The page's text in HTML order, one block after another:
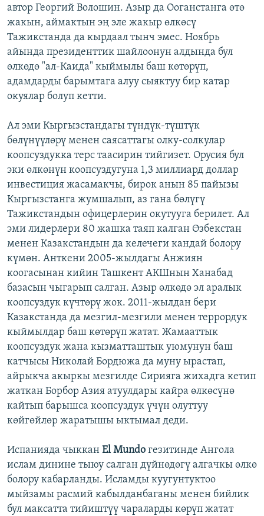
автор Георгий Волошин. Азыр да Ооганстанга өтө
жакын, аймактын эң эле жакыр өлкөсү
Тажикстанда да кырдаал тынч эмес. Ноябрь
айында президенттик шайлоонун алдында бул
өлкөдө "ал-Каида" кыймылы баш көтөрүп,
адамдарды барымтага алуу сыяктуу бир катар
окуялар болуп кетти.
Ал эми Кыргызстандагы түндүк-түштүк
бөлүнүүлөрү менен саясаттагы олку-солкулар
коопсуздукка терс таасирин тийгизет. Орусия бул
эки өлкөнүн коопсуздугуна 1,3 миллиард доллар
инвестиция жасамакчы, бирок анын 85 пайызы
Кыргызстанга жумшалып, аз гана бөлүгү
Тажикстандын офицерлерин окутууга берилет. Ал
эми лидерлери 80 жашка таяп калган Өзбекстан
менен Казакстандын да келечеги кандай болору
күмөн. Анткени 2005-жылдагы Анжиян
коогасынан кийин Ташкент АКШнын Ханабад
базасын чыгарып салган. Азыр өлкөдө эл аралык
коопсуздук күчтөрү жок. 2011-жылдан бери
Казакстанда да мезгил-мезгили менен террордук
кыймылдар баш көтөрүп жатат. Жамааттык
коопсуздук жана кызматташтык уюмунун баш
катчысы Николай Бордюжа да муну ырастап,
айрыкча акыркы мезгилде Сирияга жихадга кетип
жаткан Борбор Азия атуулдары кайра өлкөсүнө
кайтып барышса коопсуздук үчүн олуттуу
көйгөйлөр жаратышы ыктымал деди.
Испанияда чыккан El Mundo гезитинде Ангола
ислам динине тыюу салган дүйнөдөгү алгачкы өлкө
болору кабарланды. Исламды куугунтуктоо
мыйзамы расмий кабылданбаганы менен бийлик
бул максатта тийиштүү чараларды көрүп жатат